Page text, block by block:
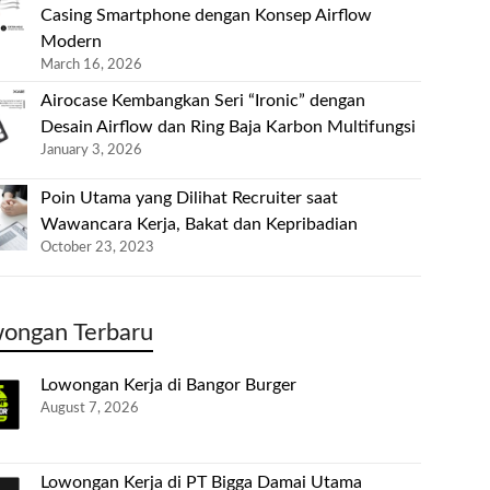
Casing Smartphone dengan Konsep Airflow
Modern
March 16, 2026
Airocase Kembangkan Seri “Ironic” dengan
Desain Airflow dan Ring Baja Karbon Multifungsi
January 3, 2026
Poin Utama yang Dilihat Recruiter saat
Wawancara Kerja, Bakat dan Kepribadian
October 23, 2023
Terbaru
Lowongan Kerja di Bangor Burger
August 7, 2026
Lowongan Kerja di PT Bigga Damai Utama